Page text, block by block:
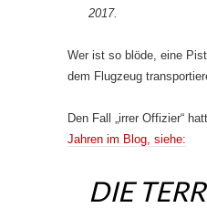
2017.
Wer ist so blöde, eine
dem Flugzeug
Den Fall „irrer Offizier“
Jahren im Blog, siehe:
DIE